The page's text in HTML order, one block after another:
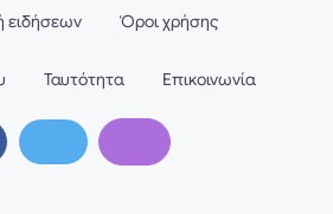
ειδήσεων Όροι χρήσης
Ταυτότητα Επικοινωνία